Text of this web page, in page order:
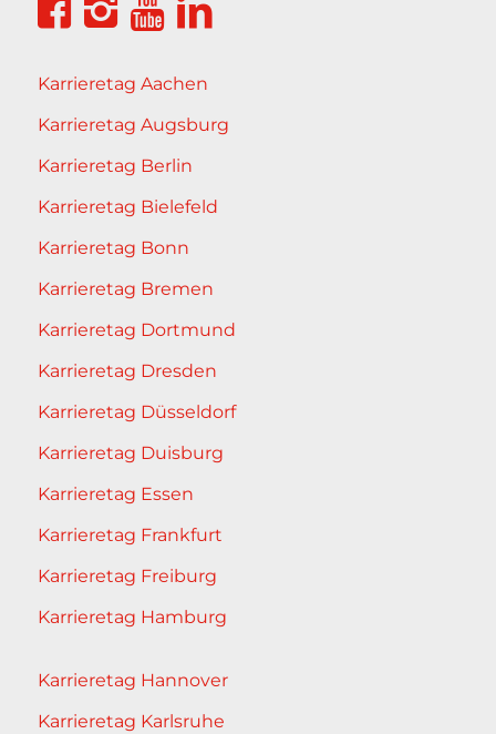
Karrieretag Aachen
Karrieretag Augsburg
Karrieretag Berlin
Karrieretag Bielefeld
Karrieretag Bonn
Karrieretag Bremen
Karrieretag Dortmund
Karrieretag Dresden
Karrieretag Düsseldorf
Karrieretag Duisburg
Karrieretag Essen
Karrieretag Frankfurt
Karrieretag Freiburg
Karrieretag Hamburg
Karrieretag Hannover
Karrieretag Karlsruhe